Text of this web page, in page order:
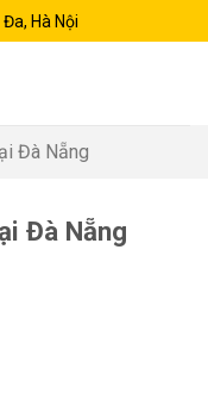
Hà Nội
Đà Nẵng
Đà Nẵng